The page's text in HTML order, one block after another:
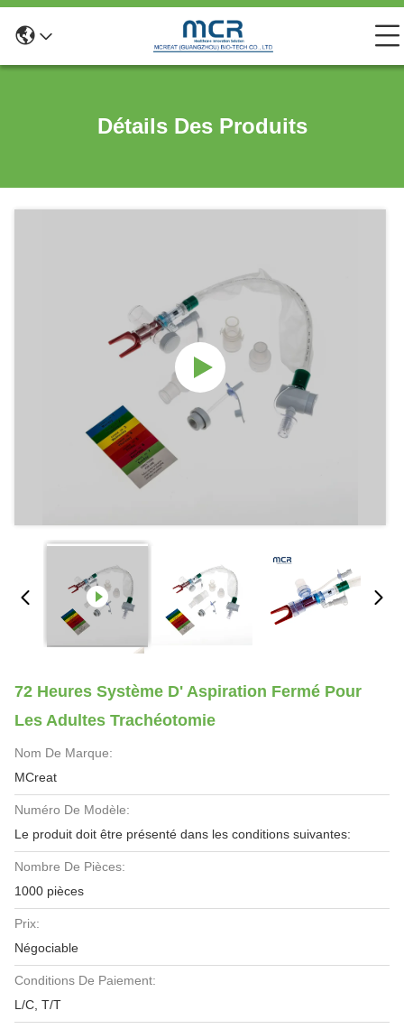
Détails Des Produits
72 Heures Système D' Aspiration Fermé Pour
Les Adultes Trachéotomie
Nom De Marque:
MCreat
Numéro De Modèle:
Le produit doit être présenté dans les conditions suivantes:
Nombre De Pièces:
1000 pièces
Prix:
Négociable
Conditions De Paiement:
L/C, T/T